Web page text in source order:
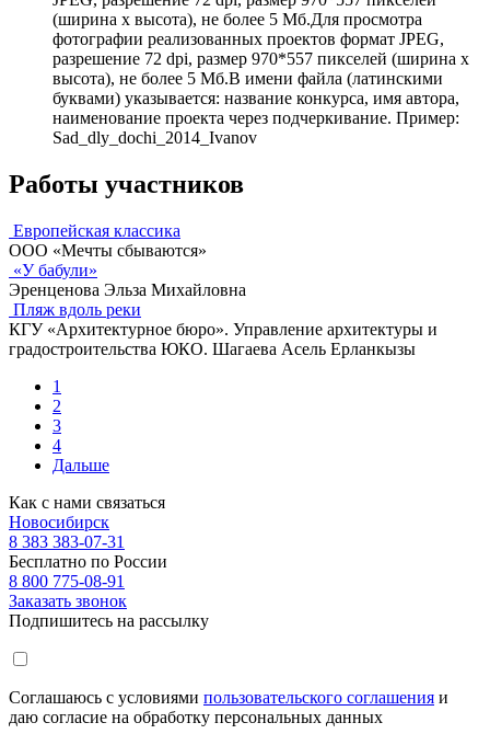
(ширина х высота), не более 5 Мб.Для просмотра
фотографии реализованных проектов формат JPEG,
разрешение 72 dpi, размер 970*557 пикселей (ширина х
высота), не более 5 Мб.В имени файла (латинскими
буквами) указывается: название конкурса, имя автора,
наименование проекта через подчеркивание. Пример:
Sad_dly_dochi_2014_Ivanov
Работы участников
Европейская классика
ООО «Мечты сбываются»
«У бабули»
Эренценова Эльза Михайловна
Пляж вдоль реки
КГУ «Архитектурное бюро». Управление архитектуры и
градостроительства ЮКО. Шагаева Асель Ерланкызы
1
2
3
4
Дальше
Как с нами связаться
Новосибирск
8 383 383-07-31
Бесплатно по России
8 800 775-08-91
Заказать звонок
Подпишитесь на рассылку
Соглашаюсь с условиями пользовательского соглашения и
даю согласие на обработку персональных данных